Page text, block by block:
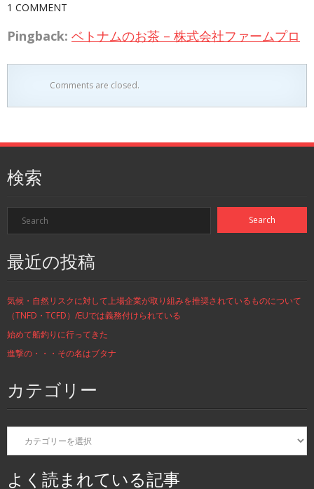
1 COMMENT
Pingback: ベトナムのお茶 – 株式会社ファームプロ
Comments are closed.
検索
最近の投稿
気候・自然リスクに対して上場企業が取り組みを推奨されているものについて
（TNFD・TCFD）/EUでは義務付けられている
始めて船釣りに行ってきた
進撃の・・・その名はブタナ
カテゴリー
カ
ゴ
リ
ー
よく読まれている記事